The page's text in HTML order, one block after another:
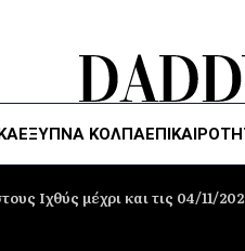
ΈΞΥΠΝΑ ΚΌΛΠΑ
Ιχθύς μέχρι και τις 04/11/